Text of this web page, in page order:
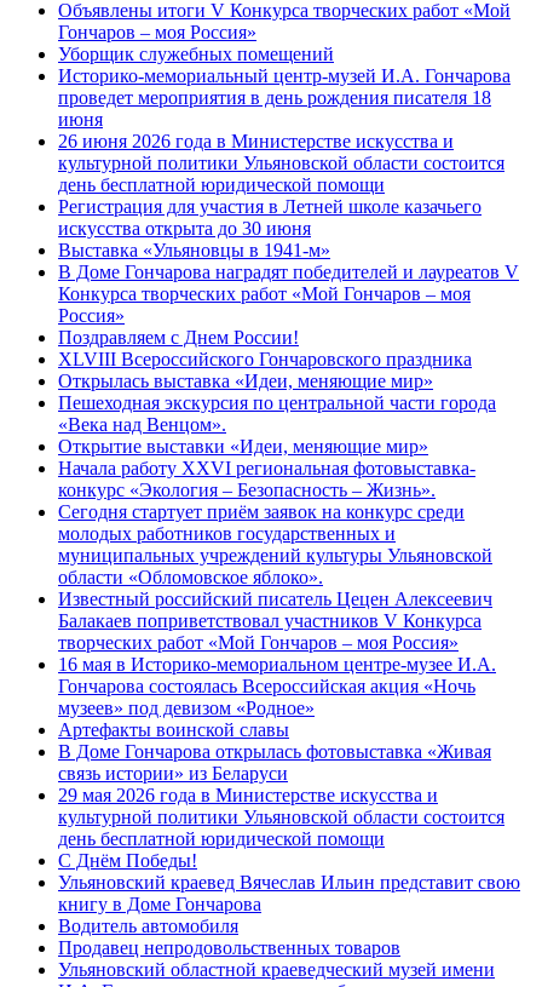
Объявлены итоги V Конкурса творческих работ «Мой
Гончаров – моя Россия»
Уборщик служебных помещений
Историко-мемориальный центр-музей И.А. Гончарова
проведет мероприятия в день рождения писателя 18
июня
26 июня 2026 года в Министерстве искусства и
культурной политики Ульяновской области состоится
день бесплатной юридической помощи
Регистрация для участия в Летней школе казачьего
искусства открыта до 30 июня
Выставка «Ульяновцы в 1941-м»
В Доме Гончарова наградят победителей и лауреатов V
Конкурса творческих работ «Мой Гончаров – моя
Россия»
Поздравляем с Днем России!
XLVIII Всероссийского Гончаровского праздника
Открылась выставка «Идеи, меняющие мир»
Пешеходная экскурсия по центральной части города
«Века над Венцом».
Открытие выставки «Идеи, меняющие мир»
Начала работу XXVI региональная фотовыставка-
конкурс «Экология – Безопасность – Жизнь».
Сегодня стартует приём заявок на конкурс среди
молодых работников государственных и
муниципальных учреждений культуры Ульяновской
области «Обломовское яблоко».
Известный российский писатель Цецен Алексеевич
Балакаев поприветствовал участников V Конкурса
творческих работ «Мой Гончаров – моя Россия»
16 мая в Историко-мемориальном центре-музее И.А.
Гончарова состоялась Всероссийская акция «Ночь
музеев» под девизом «Родное»
Артефакты воинской славы
В Доме Гончарова открылась фотовыставка «Живая
связь истории» из Беларуси
29 мая 2026 года в Министерстве искусства и
культурной политики Ульяновской области состоится
день бесплатной юридической помощи
С Днём Победы!
Ульяновский краевед Вячеслав Ильин представит свою
книгу в Доме Гончарова
Водитель автомобиля
Продавец непродовольственных товаров
Ульяновский областной краеведческий музей имени